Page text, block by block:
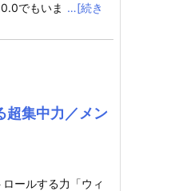
でもいま …[続き
超集中力／メン
ールする力「ウィ